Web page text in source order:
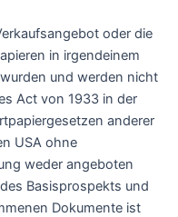
oder die
in irgendeinem
und werden nicht
Act von 1933 in der
anderer
USA ohne
weder angeboten
Basisprospekts und
Dokumente ist